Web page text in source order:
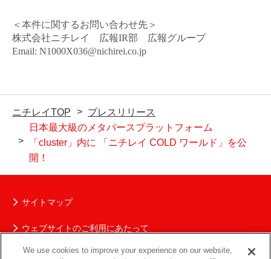
＜本件に関するお問い合わせ先＞
株式会社ニチレイ 広報IR部 広報グループ
Email: N1000X036@nichirei.co.jp
ニチレイTOP
プレスリリース
日本最大級のメタバースプラットフォーム
「cluster」内に 「ニチレイ COLD ワールド」を公
開！
サイトマップ
ウェブサイトのご利用にあたって
ニチレイグループの個人情報保護について
We use cookies to improve your experience on our website,